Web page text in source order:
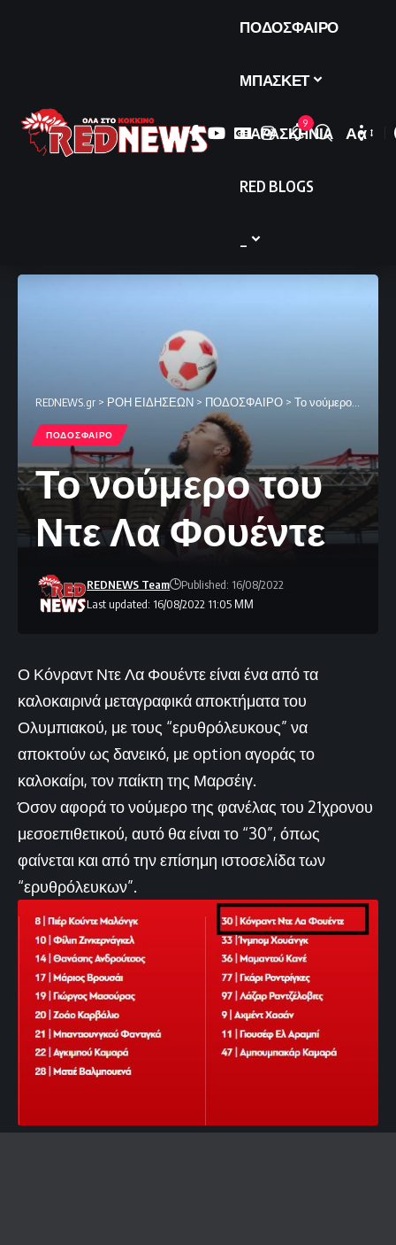
ΠΟΔΟΣΦΑΙΡΟ
ΜΠΑΣΚΕΤ
ΠΑΡΑΣΚΗΝΙΑ
RED BLOGS
9
Font
Αα
REDNEWS.gr > ΡΟΗ ΕΙΔΗΣΕΩΝ > ΠΟΔΟΣΦΑΙΡΟ > Το νούμερο του Ντε Λα Φουέντε
ΠΟΔΟΣΦΑΙΡΟ
Το νούμερο του
Ντε Λα Φουέντε
Last updated: 16/08/2022 11:05 ΜΜ
REDNEWS Team Published: 16/08/2022
Ο Κόνραντ Ντε Λα Φουέντε είναι ένα από τα
καλοκαιρινά μεταγραφικά αποκτήματα του
Ολυμπιακού, με τους “ερυθρόλευκους” να
αποκτούν ως δανεικό, με option αγοράς το
καλοκαίρι, τον παίκτη της Μαρσέιγ.
Όσον αφορά το νούμερο της φανέλας του 21χρονου
μεσοεπιθετικού, αυτό θα είναι το “30”, όπως
φαίνεται και από την επίσημη ιστοσελίδα των
“ερυθρόλευκων”.